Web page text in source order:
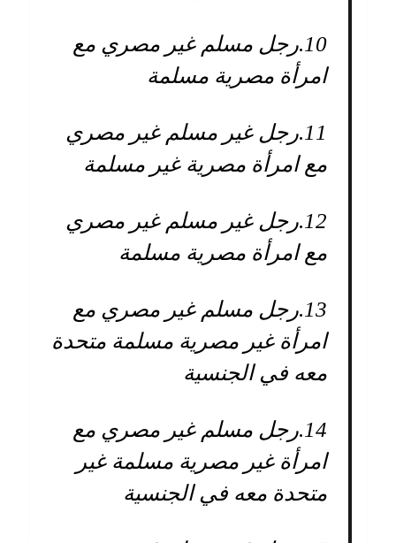
10. رجل مسلم غير مصري مع
امرأة مصرية مسلمة
11. رجل غير مسلم غير مصري
مع امرأة مصرية غير مسلمة
12. رجل غير مسلم غير مصري
مع امرأة مصرية مسلمة
13. رجل مسلم غير مصري مع
امرأة غير مصرية مسلمة متحدة
معه في الجنسية
14. رجل مسلم غير مصري مع
امرأة غير مصرية مسلمة غير
متحدة معه في الجنسية